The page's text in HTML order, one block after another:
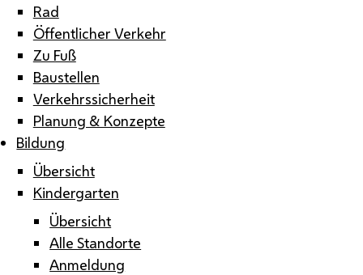
Rad
Öffentlicher Verkehr
Zu Fuß
Baustellen
Verkehrssicherheit
Planung & Konzepte
Bildung
Übersicht
Kindergarten
Übersicht
Alle Standorte
Anmeldung